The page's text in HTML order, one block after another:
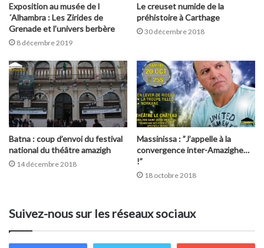
Exposition au musée de l
´Alhambra : Les Zirides de
Grenade et l’univers berbère
8 décembre 2019
Le creuset numide de la
préhistoire à Carthage
30 décembre 2018
Batna : coup d’envoi du festival
national du théâtre amazigh
14 décembre 2018
Massinissa : ”J’appelle à la
convergence inter-Amazighe…
!”
18 octobre 2018
Suivez-nous sur les réseaux sociaux